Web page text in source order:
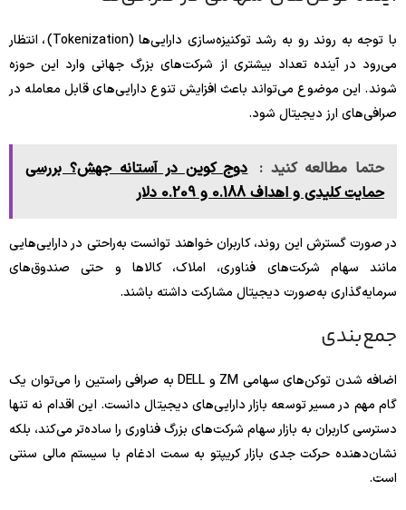
با توجه به روند رو به رشد توکنیزه‌سازی دارایی‌ها (Tokenization)، انتظار
می‌رود در آینده تعداد بیشتری از شرکت‌های بزرگ جهانی وارد این حوزه
شوند. این موضوع می‌تواند باعث افزایش تنوع دارایی‌های قابل معامله در
صرافی‌های ارز دیجیتال شود.
حتما مطالعه کنید : دوج کوین در آستانه جهش؟ بررسی
حمایت کلیدی و اهداف 0.188 و 0.209 دلار
در صورت گسترش این روند، کاربران خواهند توانست به‌راحتی در دارایی‌هایی
مانند سهام شرکت‌های فناوری، املاک، کالاها و حتی صندوق‌های
سرمایه‌گذاری به‌صورت دیجیتال مشارکت داشته باشند.
جمع‌بندی
اضافه شدن توکن‌های سهامی ZM و DELL به صرافی راستین را می‌توان یک
گام مهم در مسیر توسعه بازار دارایی‌های دیجیتال دانست. این اقدام نه تنها
دسترسی کاربران به بازار سهام شرکت‌های بزرگ فناوری را ساده‌تر می‌کند، بلکه
نشان‌دهنده حرکت جدی بازار کریپتو به سمت ادغام با سیستم مالی سنتی
است.